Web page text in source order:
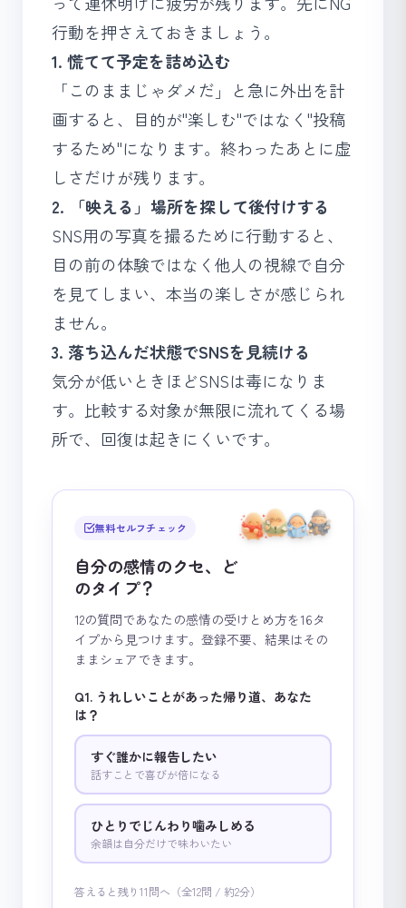
行動を押さえておきましょう。
1. 慌てて予定を詰め込む
「このままじゃダメだ」と急に外出を計
画すると、目的が"楽しむ"ではなく"投稿
するため"になります。終わったあとに虚
しさだけが残ります。
2. 「映える」場所を探して後付けする
SNS用の写真を撮るために行動すると、
目の前の体験ではなく他人の視線で自分
を見てしまい、本当の楽しさが感じられ
ません。
3. 落ち込んだ状態でSNSを見続ける
気分が低いときほどSNSは毒になりま
す。比較する対象が無限に流れてくる場
所で、回復は起きにくいです。
無料セルフチェック
自分の感情のクセ、ど
のタイプ？
12の質問であなたの感情の受けとめ方を16タ
イプから見つけます。登録不要、結果はその
ままシェアできます。
Q1. うれしいことがあった帰り道、あなた
は？
すぐ誰かに報告したい
話すことで喜びが倍になる
ひとりでじんわり噛みしめる
余韻は自分だけで味わいたい
答えると残り11問へ（全12問 / 約2分）